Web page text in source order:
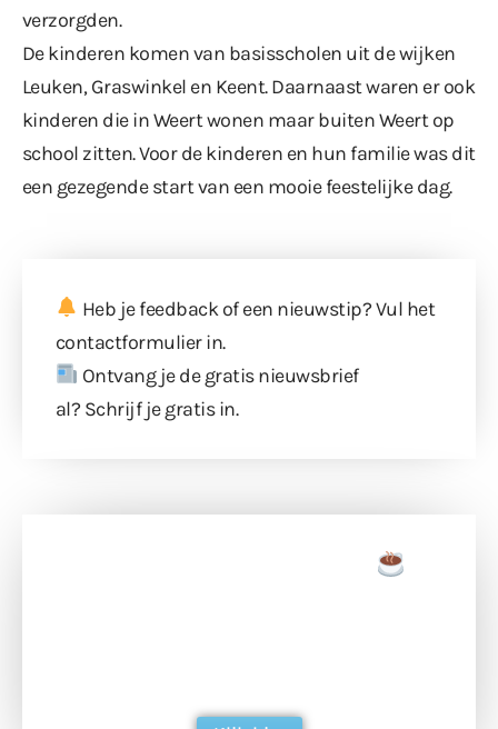
verzorgden.
De kinderen komen van basisscholen uit de wijken
Leuken, Graswinkel en Keent. Daarnaast waren er ook
kinderen die in Weert wonen maar buiten Weert op
school zitten. Voor de kinderen en hun familie was dit
een gezegende start van een mooie feestelijke dag.
Heb je feedback of een nieuwstip? Vul het
contactformulierin.
Ontvang je de gratis nieuwsbrief
al? Schrijf je gratis in.